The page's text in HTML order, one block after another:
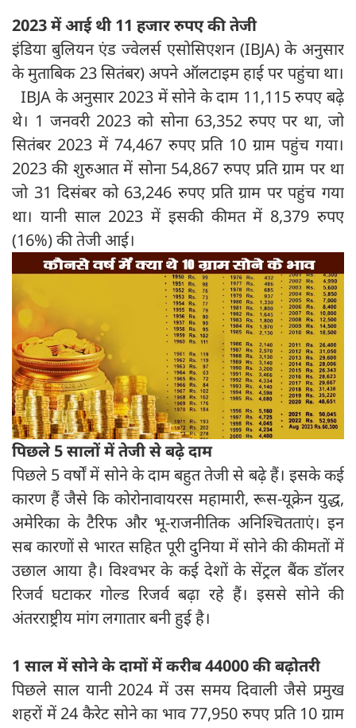
2023 में आई थी 11 हजार रुपए की तेजी
इंडिया बुलियन एंड ज्वेलर्स एसोसिएशन (IBJA) के अनुसार
के मुताबिक 23 सितंबर) अपने ऑलटाइम हाई पर पहुंचा था।
IBJA के अनुसार 2023 में सोने के दाम 11,115 रुपए बढ़े
थे। 1 जनवरी 2023 को सोना 63,352 रुपए पर था, जो
सितंबर 2023 में 74,467 रुपए प्रति 10 ग्राम पहुंच गया।
2023 की शुरुआत में सोना 54,867 रुपए प्रति ग्राम पर था
जो 31 दिसंबर को 63,246 रुपए प्रति ग्राम पर पहुंच गया
था। यानी साल 2023 में इसकी कीमत में 8,379 रुपए
(16%) की तेजी आई।
पिछले 5 सालों में तेजी से बढ़े दाम
पिछले 5 वर्षों में सोने के दाम बहुत तेजी से बढ़े हैं। इसके कई
कारण हैं जैसे कि कोरोनावायरस महामारी, रूस-यूक्रेन युद्ध,
अमेरिका के टैरिफ और भू-राजनीतिक अनिश्चितताएं। इन
सब कारणों से भारत सहित पूरी दुनिया में सोने की कीमतों में
उछाल आया है। विश्वभर के कई देशों के सेंट्रल बैंक डॉलर
रिजर्व घटाकर गोल्ड रिजर्व बढ़ा रहे हैं। इससे सोने की
अंतरराष्ट्रीय मांग लगातार बनी हुई है।
1 साल में सोने के दामों में करीब 44000 की बढ़ोतरी
पिछले साल यानी 2024 में उस समय दिवाली जैसे प्रमुख
शहरों में 24 कैरेट सोने का भाव 77,950 रुपए प्रति 10 ग्राम